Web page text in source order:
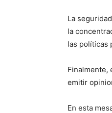
La
la
las políticas
Finalmente,
emitir
En esta